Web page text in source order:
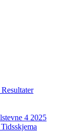
4 2025